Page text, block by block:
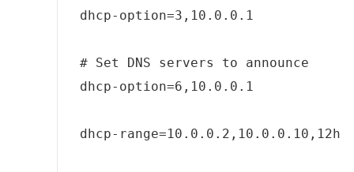
dhcp-option=3,10.0.0.1
# Set DNS servers to announce
dhcp-option=6,10.0.0.1
dhcp-range=10.0.0.2,10.0.0.10,12h